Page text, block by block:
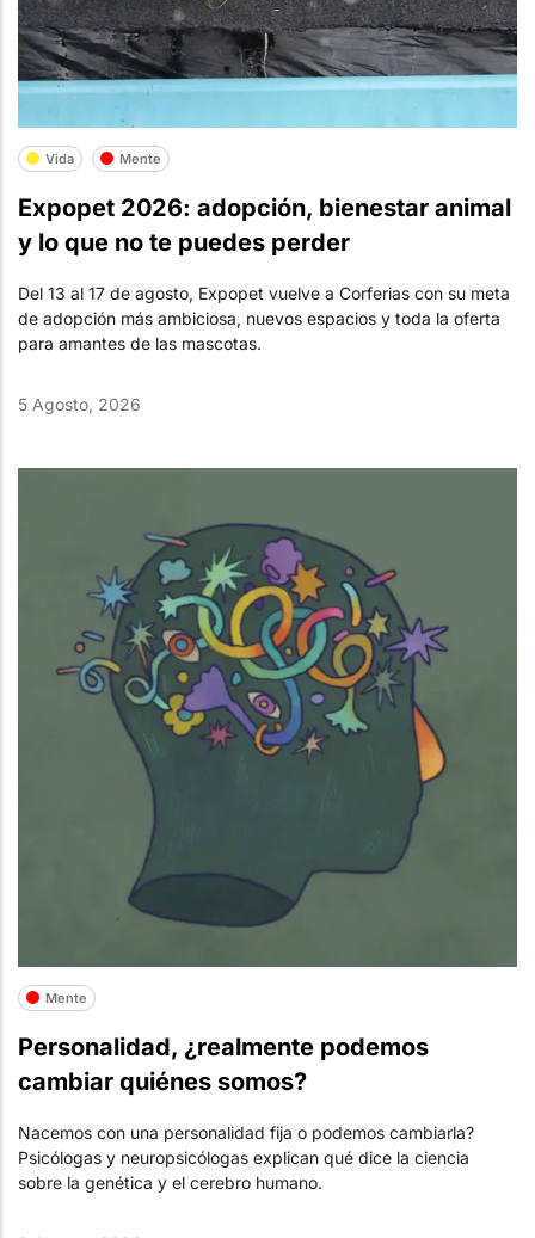
Vida Mente
Expopet 2026: adopción, bienestar animal
y lo que no te puedes perder
Del 13 al 17 de agosto, Expopet vuelve a Corferias con su meta
de adopción más ambiciosa, nuevos espacios y toda la oferta
para amantes de las mascotas.
5 Agosto, 2026
Mente
Personalidad, ¿realmente podemos
cambiar quiénes somos?
Nacemos con una personalidad fija o podemos cambiarla?
Psicólogas y neuropsicólogas explican qué dice la ciencia
sobre la genética y el cerebro humano.